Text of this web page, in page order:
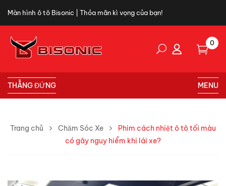
Màn hình ô tô Bisonic | Thỏa mãn kì vọng của bạn!
0
THẲNG ĐỨNG MENU
Trang chủ Chăm Sóc Xe
Phim cách nhiệt ô tô tối màu
có gây nguy hiểm khi lái xe?